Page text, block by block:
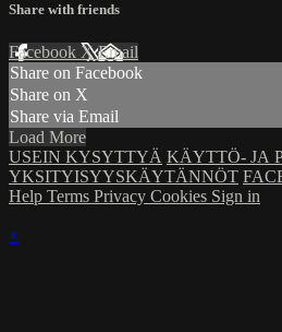
Share with friends
Facebook XEmail
Share on Facebook
Share on X
Share via Email
Load More
USEIN KYSYTTYÄ KÄYTTÖ- JA
YKSITYISYYSKÄYTÄNNÖT
Help Terms Privacy Cookies Sign in
×